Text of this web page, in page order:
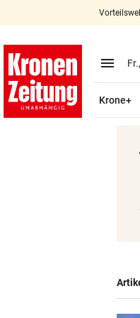
account_circle Anmelden
menu
Krone+